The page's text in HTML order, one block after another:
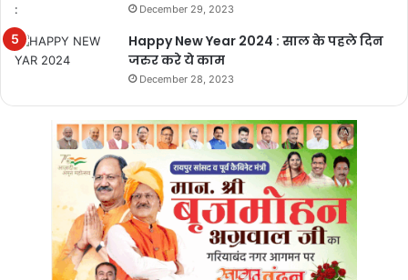
December 29, 2023
Happy New Year 2024 : साल के पहले दिन
जरुर करे ये काम
December 28, 2023